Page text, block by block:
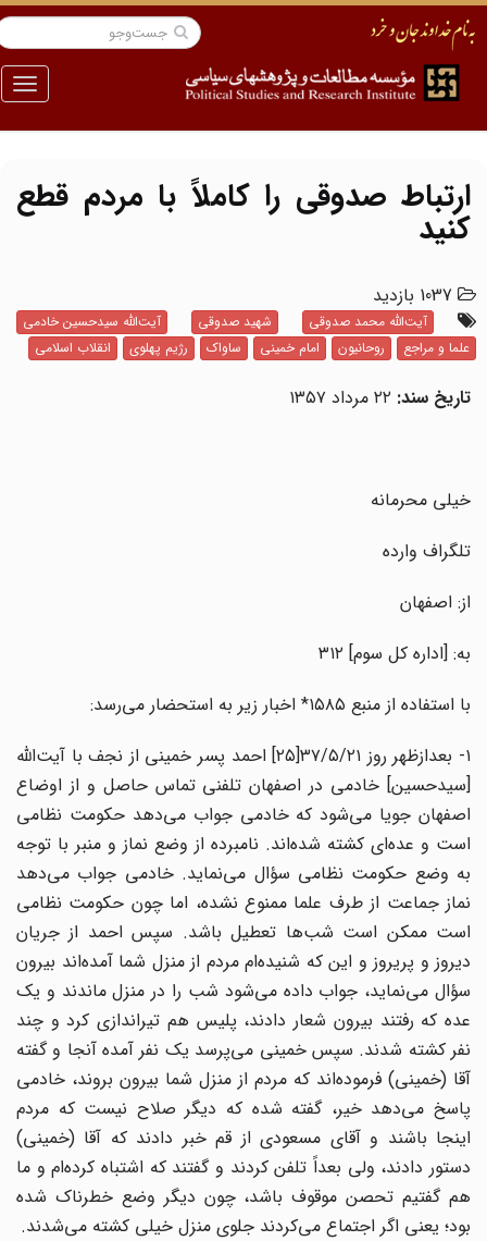
منو
ارتباط صدوقی را کاملاً با مردم قطع
کنید
1037 بازدید
آیت‌الله محمد صدوقی شهید صدوقی
آیت‌الله سیدحسین خادمی
علما و مراجع
روحانیون امام خمینی ساواک رژیم پهلوی انقلاب اسلامی
تاریخ سند:۲۲ مرداد ۱۳۵۷
خیلی محرمانه
تلگراف وارده
از: اصفهان
به: [اداره کل سوم] ۳۱۲
با استفاده از منبع ۱۵۸۵* اخبار زیر به استحضار می‌رسد:
۱- بعدازظهر روز ۳۷/۵/۲۱[۲۵] احمد پسر خمینی از نجف با‌ آیت‌الله
[سیدحسین] خادمی در اصفهان تلفنی تماس حاصل و از اوضاع
اصفهان جویا می‌شود که خادمی جواب می‌دهد حکومت نظامی
است و عده‌ای کشته شده‌اند. نامبرده از وضع نماز و منبر با توجه
به وضع حکومت نظامی سؤال می‌نماید. خادمی جواب می‌دهد
نماز جماعت از طرف علما ممنوع نشده، ‌اما چون حکومت نظامی
است ممکن است شب‌ها تعطیل باشد. سپس احمد از جریان
دیروز و پریروز و این که شنیده‌ام مردم از منزل شما آمده‌اند بیرون
سؤال می‌نماید، جواب داده می‌شود شب را در منزل ماندند و یک
عده که رفتند بیرون شعار دادند، پلیس هم تیر‌اندازی کرد و چند
نفر کشته شدند. سپس خمینی می‌پرسد یک نفر آمده آنجا و گفته
آقا (خمینی) فرموده‌اند که مردم از منزل شما بیرون بروند، خادمی
پاسخ می‌دهد خیر، گفته شده که دیگر صلاح نیست که مردم‌
اینجا باشند و آقای مسعودی از قم خبر دادند که آقا (خمینی)
دستور دادند، ولی بعداً تلفن کردند و گفتند که اشتباه کرده‌ام و ما
هم گفتیم تحصن موقوف باشد، چون دیگر وضع خطرناک شده
بود؛ یعنی اگر اجتماع می‌کردند جلوی منزل خیلی کشته می‌شدند.